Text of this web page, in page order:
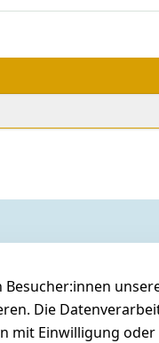
Die
mit Einwilligung